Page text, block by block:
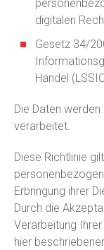
digitalen
Gesetz 34/
Handel
Die Daten
verarbeitet.
Diese Richtlinie
Erbringung ihrer
Durch die
Verarbeitung
hier